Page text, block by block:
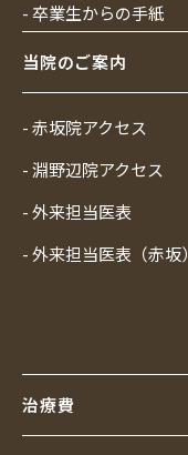
- 卒業生からの手紙
当院のご案内
- 赤坂院アクセス
- 淵野辺院アクセス
- 外来担当医表
- 外来担当医表（赤坂）
治療費